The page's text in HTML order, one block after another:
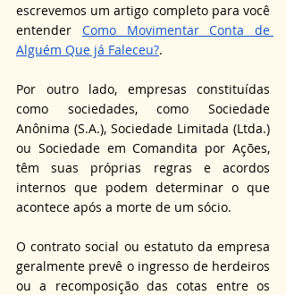
escrevemos um artigo completo para você
entender Como Movimentar Conta de
Alguém Que já Faleceu?.
Por outro lado, empresas constituídas
como sociedades, como Sociedade
Anônima (S.A.), Sociedade Limitada (Ltda.)
ou Sociedade em Comandita por Ações,
têm suas próprias regras e acordos
internos que podem determinar o que
acontece após a morte de um sócio.
O contrato social ou estatuto da empresa
geralmente prevê o ingresso de herdeiros
ou a recomposição das cotas entre os